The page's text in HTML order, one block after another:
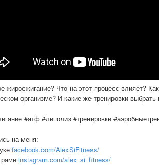
жиросжигание? Что на этот процесс влияет?
организме? И какие же тренировки
#атф #липолиз #тренировки
на меня:
facebook.com/AlexSiFitness/
instagram.com/alex_si_fitness/